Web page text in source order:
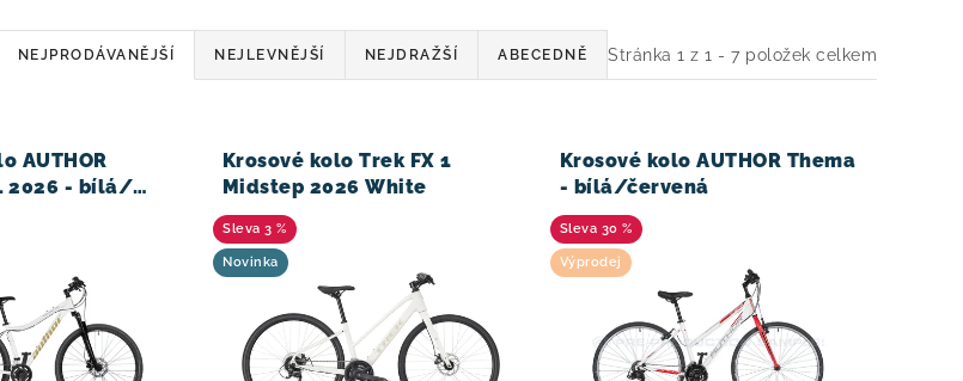
Stránka 1 z 1 - 7 položek celkem
ŘNEJPRODÁVANĚJŠÍ NEJLEVNĚJŠÍ NEJDRAŽŠÍ ABECEDNĚ
AUTHOR
2026 - bílá/
Krosové kolo Trek FX 1
Midstep 2026 White
3 %
Novinka
Krosové kolo AUTHOR Thema
- bílá/červená
30 %
Výprodej